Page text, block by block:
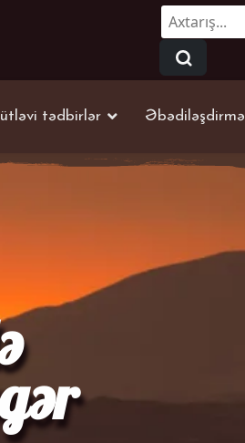
Axtarmaq...
tədbirlər Əbədiləşdirmə